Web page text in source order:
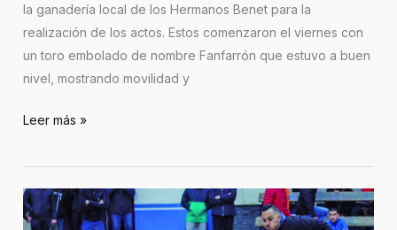
la ganadería local de los Hermanos Benet para la
realización de los actos. Estos comenzaron el viernes con
un toro embolado de nombre Fanfarrón que estuvo a buen
nivel, mostrando movilidad y
Leer más »
Navajas,
San